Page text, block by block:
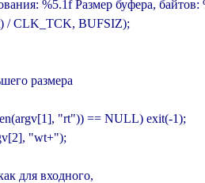
%5.1f Размер буфера, байтов:
start) / CLK_TCK, BUFSIZ);
размера
"rt")) == NULL) exit(-1);
"wt+");
для входного,